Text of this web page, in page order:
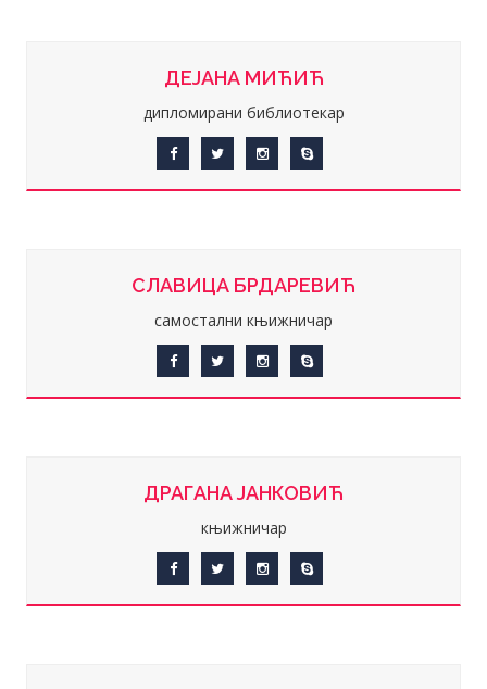
ДЕЈАНА МИЋИЋ
дипломирани библиотекар
СЛАВИЦА БРДАРЕВИЋ
самостални књижничар
ДРАГАНА ЈАНКОВИЋ
књижничар